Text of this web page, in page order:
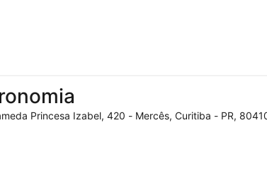
Princesa Izabel, 420 - Mercês, Curitiba - PR,